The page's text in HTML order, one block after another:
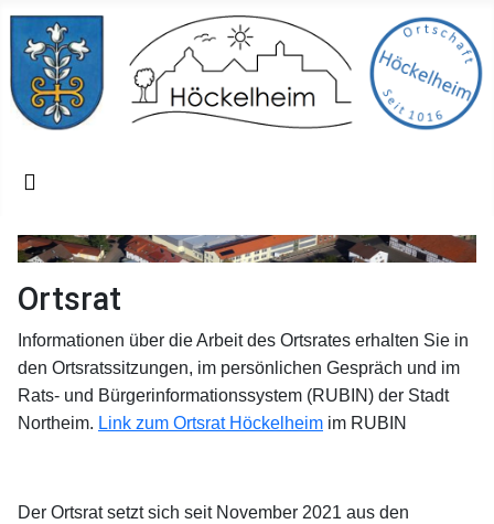
Ortsrat
Informationen über die Arbeit des Ortsrates erhalten Sie in
den Ortsratssitzungen, im persönlichen Gespräch und im
Rats- und Bürgerinformationssystem (RUBIN) der Stadt
Northeim. Link zum Ortsrat Höckelheim im RUBIN
Der Ortsrat setzt sich seit November 2021 aus den